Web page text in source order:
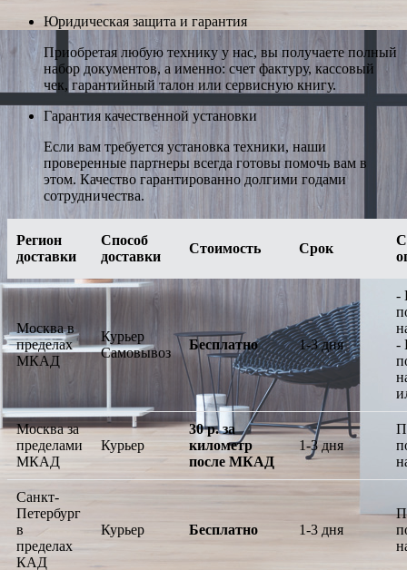
Юридическая защита и гарантия
Приобретая любую технику у нас, вы получаете полный
набор документов, а именно: счет фактуру, кассовый
чек, гарантийный талон или сервисную книгу.
Гарантия качественной установки
Если вам требуется установка техники, наши
проверенные партнеры всегда готовы помочь вам в
этом. Качество гарантированно долгими годами
сотрудничества.
Регион
доставки
Способ
доставки
Стоимость Срок
Москва в
пределах
МКАД
Курьер
Самовывоз
Бесплатно 1-3 дня
-
-
Москва за
пределами
МКАД
Курьер
30 р. за
километр
после МКАД
1-3 дня
Санкт-
Петербург
в
пределах
КАД
Курьер Бесплатно 1-3 дня